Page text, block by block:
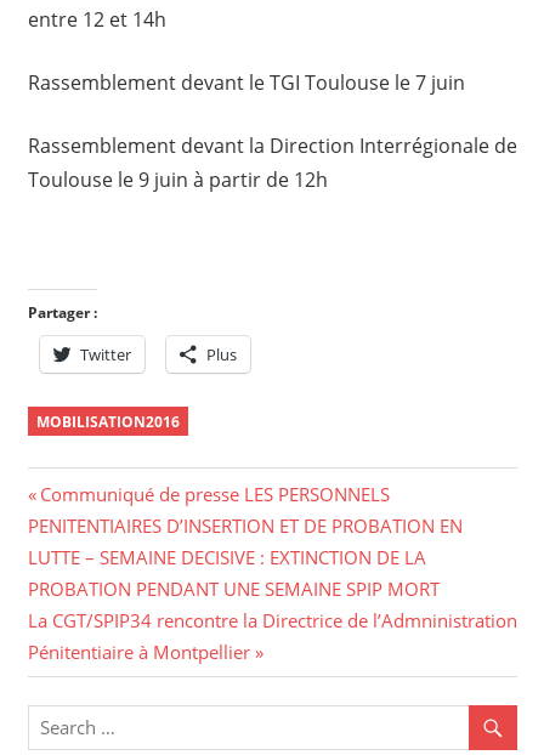
entre 12 et 14h
Rassemblement devant le TGI Toulouse le 7 juin
Rassemblement devant la Direction Interrégionale de
Toulouse le 9 juin à partir de 12h
Partager :
Twitter Plus
MOBILISATION2016
Navigation
de
l’article
Previous
Post:
Communiqué de presse LES PERSONNELS
PENITENTIAIRES D’INSERTION ET DE PROBATION EN
LUTTE – SEMAINE DECISIVE : EXTINCTION DE LA
PROBATION PENDANT UNE SEMAINE SPIP MORT
Next
Post:
La CGT/SPIP34 rencontre la Directrice de l’Admninistration
Pénitentiaire à Montpellier